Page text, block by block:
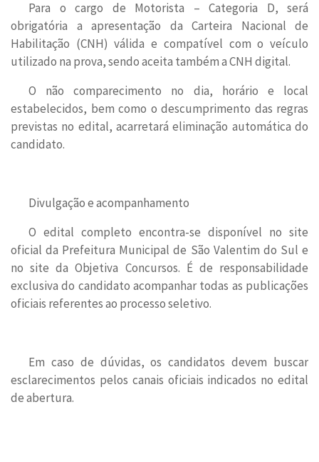
Para o cargo de Motorista – Categoria D, será
obrigatória a apresentação da Carteira Nacional de
Habilitação (CNH) válida e compatível com o veículo
utilizado na prova, sendo aceita também a CNH digital.
O não comparecimento no dia, horário e local
estabelecidos, bem como o descumprimento das regras
previstas no edital, acarretará eliminação automática do
candidato.
Divulgação e acompanhamento
O edital completo encontra-se disponível no site
oficial da Prefeitura Municipal de São Valentim do Sul e
no site da Objetiva Concursos. É de responsabilidade
exclusiva do candidato acompanhar todas as publicações
oficiais referentes ao processo seletivo.
Em caso de dúvidas, os candidatos devem buscar
esclarecimentos pelos canais oficiais indicados no edital
de abertura.